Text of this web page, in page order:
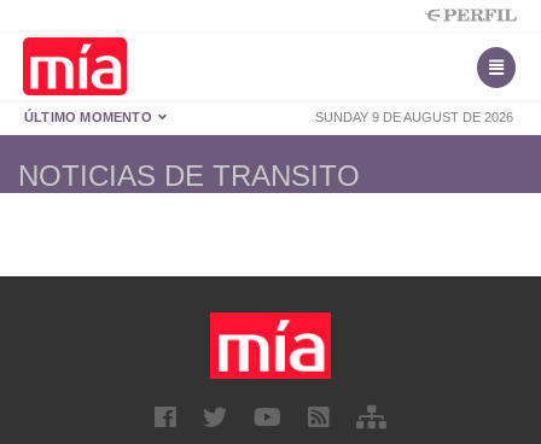
SUNDAY 9 DE AUGUST DE 2026
ÚLTIMO MOMENTO
NOTICIAS DE TRANSITO